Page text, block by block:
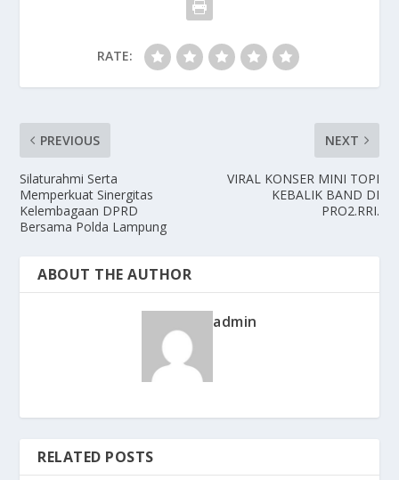
RATE:
PREVIOUS
Silaturahmi Serta
Memperkuat Sinergitas
Kelembagaan DPRD
Bersama Polda Lampung
NEXT
VIRAL KONSER MINI TOPI
KEBALIK BAND DI
PRO2.RRI.
ABOUT THE AUTHOR
admin
RELATED POSTS